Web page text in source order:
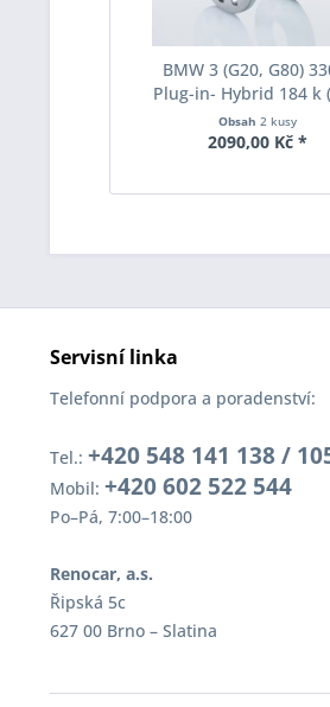
BMW 3 (G20, G80)
Plug-in- Hybrid 184 k
Šířka rozchodu Eibach
Spacer S90-2-10-038
Obsah 2 kusy
2090,00 Kč *
Servisní linka
Telefonní podpora a poradenství:
Tel.: +420 548 141 138 /
Mobil: +420 602 522 544
Po–Pá, 7:00–18:00
Renocar, a.s.
Řipská 5c
627 00 Brno – Slatina